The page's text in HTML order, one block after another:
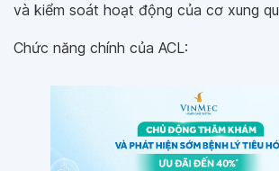
và kiểm soát hoạt động của cơ xung
Chức năng chính của ACL: